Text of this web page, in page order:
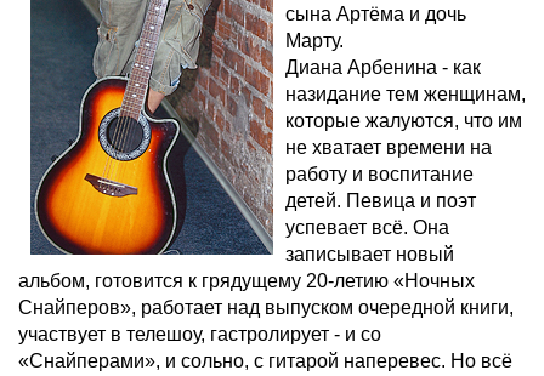
сына Артёма и дочь
Марту.
Диана Арбенина - как
назидание тем женщинам,
которые жалуются, что им
не хватает времени на
работу и воспитание
детей. Певица и поэт
успевает всё. Она
записывает новый
альбом, готовится к грядущему 20-летию «Ночных
Снайперов», работает над выпуском очередной книги,
участвует в телешоу, гастролирует - и со
«Снайперами», и сольно, с гитарой наперевес. Но всё